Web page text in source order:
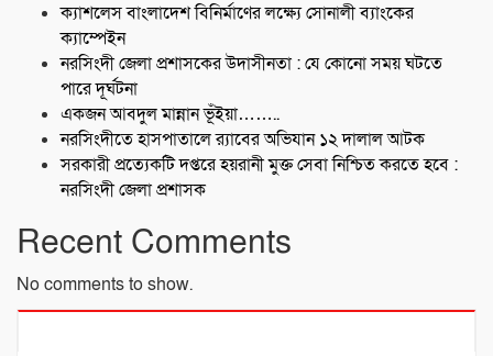
ক্যাশলেস বাংলাদেশ বিনির্মাণের লক্ষ্যে সোনালী ব্যাংকের
ক্যাম্পেইন
নরসিংদী জেলা প্রশাসকের উদাসীনতা : যে কোনো সময় ঘটতে
পারে দূর্ঘটনা
একজন আবদুল মান্নান ভূঁইয়া……..
নরসিংদীতে হাসপাতালে র‍্যাবের অভিযান ১২ দালাল আটক
সরকারী প্রত্যেকটি দপ্তরে হয়রানী মুক্ত সেবা নিশ্চিত করতে হবে :
নরসিংদী জেলা প্রশাসক
Recent Comments
No comments to show.